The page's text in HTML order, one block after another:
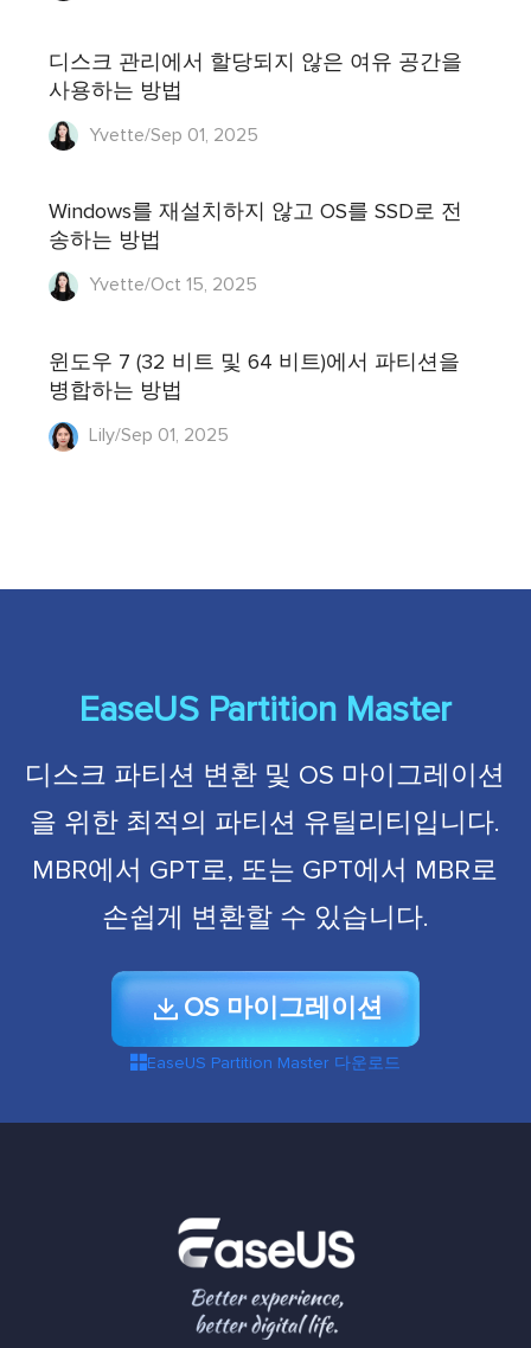
디스크 관리에서 할당되지 않은 여유 공간을
사용하는 방법
Yvette/Sep 01, 2025
Windows를 재설치하지 않고 OS를 SSD로 전
송하는 방법
Yvette/Oct 15, 2025
윈도우 7 (32 비트 및 64 비트)에서 파티션을
병합하는 방법
Lily/Sep 01, 2025
EaseUS Partition Master
디스크 파티션 변환 및 OS 마이그레이션
을 위한 최적의 파티션 유틸리티입니다.
MBR에서 GPT로, 또는 GPT에서 MBR로
손쉽게 변환할 수 있습니다.
OS 마이그레이션
EaseUS Partition Master 다운로드